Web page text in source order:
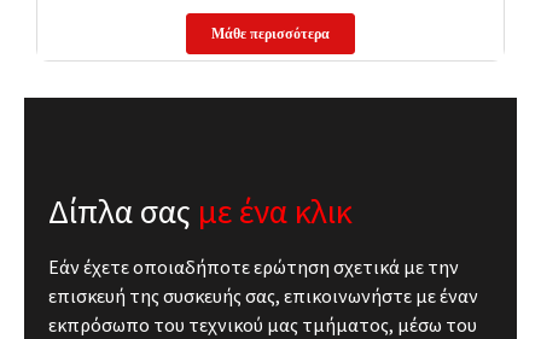
Μάθε περισσότερα
Δίπλα σας με ένα κλικ
Εάν έχετε οποιαδήποτε ερώτηση σχετικά με την
επισκευή της συσκευής σας, επικοινωνήστε με έναν
εκπρόσωπο του τεχνικού μας τμήματος, μέσω του